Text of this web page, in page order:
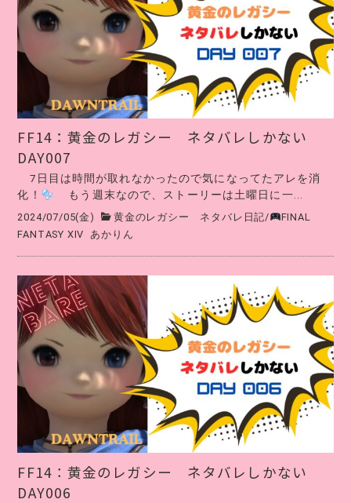
FF14：黄金のレガシー ネタバレしかない
DAY007
7日目は時間が取れなかったので気になってたアレを消
化！
もう週末なので、ストーリーは土曜日に一...
2024/07/05(金) 黄金のレガシー ネタバレ日記/
FINAL
FANTASY XIV
あかりん
FF14∶黄金のレガシー ネタバレしかない
DAY006